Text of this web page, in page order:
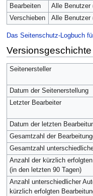
Bearbeiten
Alle Benutzer
Verschieben
Alle Benutzer
Das Seitenschutz-Logbuch
Versionsgeschichte
Seitenersteller
Datum der Seitenerstellung
Letzter Bearbeiter
Datum der letzten
Gesamtzahl der
Gesamtzahl
Anzahl der kürzlich
(in den letzten 90 Tagen)
Anzahl unterschiedlicher
kürzlich erfolgten